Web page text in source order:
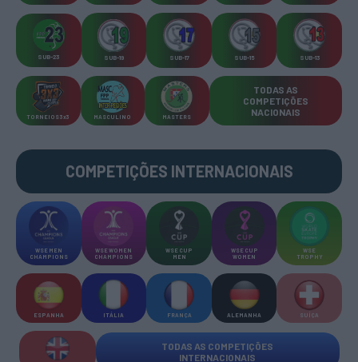
SUB-23 SUB-19 SUB-17 SUB-15 SUB-13
TORNEIOS 3x3 MASCULINO MASTERS
TODAS AS
COMPETIÇÕES
NACIONAIS
COMPETIÇÕES INTERNACIONAIS
WSE MEN
CHAMPIONS
WSE WOMEN
CHAMPIONS
WSE CUP
MEN
WSE CUP
WOMEN
WSE
TROPHY
ESPANHA ITÁLIA FRANÇA ALEMANHA SUÍÇA
TODAS AS COMPETIÇÕES
INTERNACIONAIS